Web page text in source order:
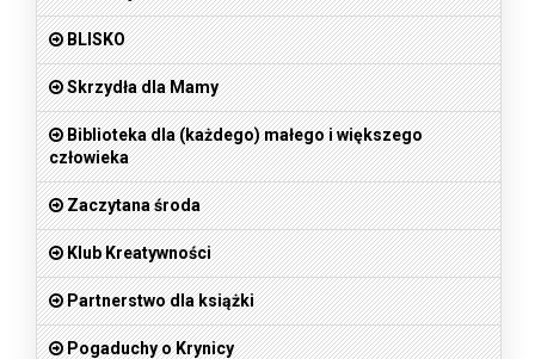
BLISKO
Skrzydła dla Mamy
Biblioteka dla (każdego) małego i większego
człowieka
Zaczytana środa
Klub Kreatywności
Partnerstwo dla książki
Pogaduchy o Krynicy